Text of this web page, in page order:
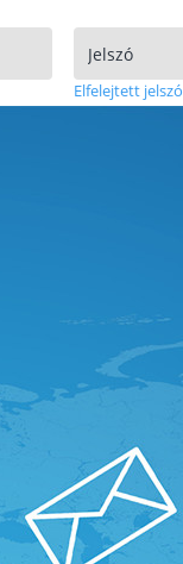
Elfelejtett jelszó